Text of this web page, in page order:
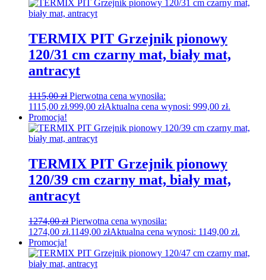
TERMIX PIT Grzejnik pionowy
120/31 cm czarny mat, biały mat,
antracyt
1115,00zł Pierwotna cena wynosiła:
1115,00 zł.999,00 złAktualna cena wynosi: 999,00 zł.
Promocja!
TERMIX PIT Grzejnik pionowy
120/39 cm czarny mat, biały mat,
antracyt
1274,00zł Pierwotna cena wynosiła:
1274,00 zł.1149,00 złAktualna cena wynosi: 1149,00 zł.
Promocja!